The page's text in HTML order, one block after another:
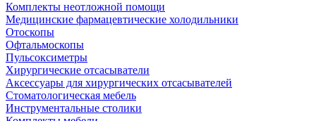
Комплекты неотложной помощи
Медицинские фармацевтические холодильники
Отоскопы
Офтальмоскопы
Пульсоксиметры
Хирургические отсасыватели
Аксессуары для хирургических отсасывателей
Стоматологическая мебель
Инструментальные столики